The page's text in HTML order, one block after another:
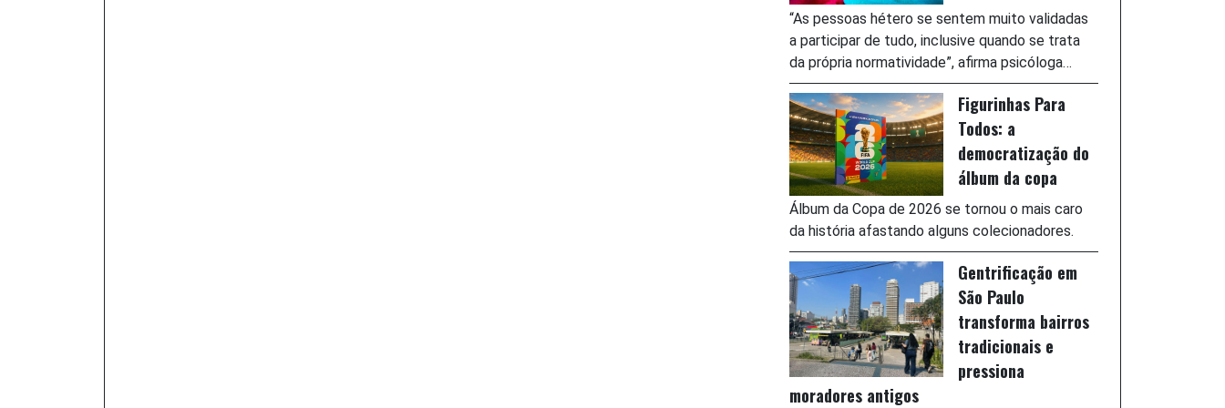
“As pessoas hétero se sentem muito validadas
a participar de tudo, inclusive quando se trata
da própria normatividade”, afirma psicóloga…
Figurinhas Para
Todos: a
democratização do
álbum da copa
Álbum da Copa de 2026 se tornou o mais caro
da história afastando alguns colecionadores.
Gentrificação em
São Paulo
transforma bairros
tradicionais e
pressiona
moradores antigos